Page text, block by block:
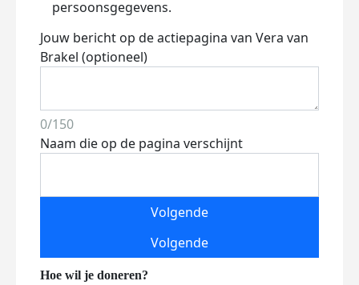
persoonsgegevens.
Jouw bericht op de actiepagina van Vera van
Brakel (optioneel)
0/150
Naam die op de pagina verschijnt
Volgende
Volgende